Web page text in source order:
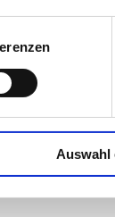
Auswahl